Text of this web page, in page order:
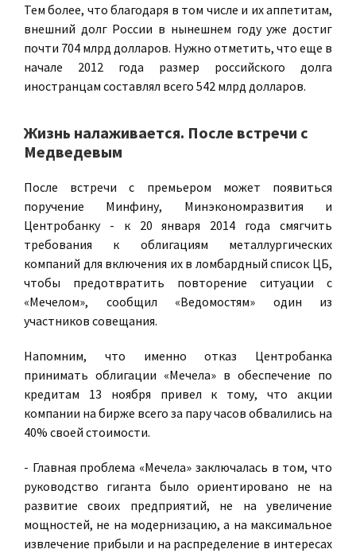
Тем более, что благодаря в том числе и их аппетитам,
внешний долг России в нынешнем году уже достиг
почти 704 млрд долларов. Нужно отметить, что еще в
начале 2012 года размер российского долга
иностранцам составлял всего 542 млрд долларов.
Жизнь налаживается. После встречи с
Медведевым
После встречи с премьером может появиться
поручение Минфину, Минэкономразвития и
Центробанку - к 20 января 2014 года смягчить
требования к облигациям металлургических
компаний для включения их в ломбардный список ЦБ,
чтобы предотвратить повторение ситуации с
«Мечелом», сообщил «Ведомостям» один из
участников совещания.
Напомним, что именно отказ Центробанка
принимать облигации «Мечела» в обеспечение по
кредитам 13 ноября привел к тому, что акции
компании на бирже всего за пару часов обвалились на
40% своей стоимости.
- Главная проблема «Мечела» заключалась в том, что
руководство гиганта было ориентировано не на
развитие своих предприятий, не на увеличение
мощностей, не на модернизацию, а на максимальное
извлечение прибыли и на распределение в интересах